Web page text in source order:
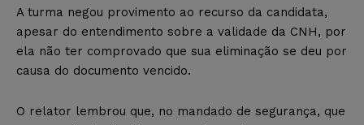
A turma negou provimento ao recurso da candidata,
apesar do entendimento sobre a validade da CNH, por
ela não ter comprovado que sua eliminação se deu por
causa do documento vencido.
O relator lembrou que, no mandado de segurança, que